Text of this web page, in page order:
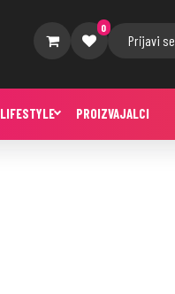
0
Prijavi se
LIFESTYLE PROIZVAJALCI